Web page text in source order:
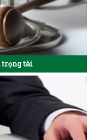
trọng tài